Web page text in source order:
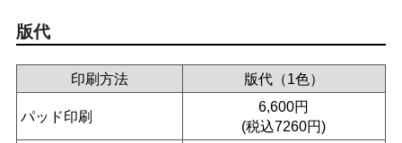
版代
印刷方法 版代（1色）
パッド印刷
6,600円
(税込7260円)